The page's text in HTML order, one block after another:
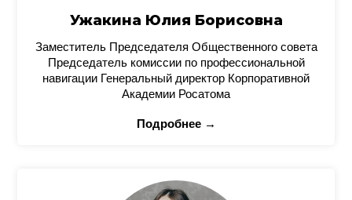
Ужакина Юлия Борисовна
Заместитель Председателя Общественного совета
Председатель комиссии по профессиональной
навигации Генеральный директор Корпоративной
Академии Росатома
Подробнее →